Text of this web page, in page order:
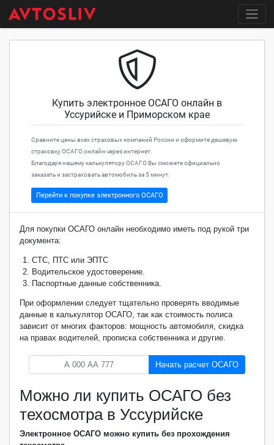
Купить электронное ОСАГО онлайн в
Уссурийске и Приморском крае
Сравните цены всех страховых компаний России и оформите дешевую
страховку ОСАГО онлайн через интернет.
Благодаря нашему калькулятору ОСАГО Вы сможете официально
заказать и застраховать автомобиль за 5 минут.
Перейти к покупке электронного ОСАГО
Для покупки ОСАГО онлайн необходимо иметь под рукой три
документа:
СТС, ПТС или ЭПТС
Водительское удостоверение.
Паспортные данные собственника.
При оформлении следует тщательно проверять вводимые
данные в калькулятор ОСАГО, так как стоимость полиса
зависит от многих факторов: мощность автомобиля, скидка
на правах водителей, прописка собственника и другие.
Начать расчет ОСАГО
Можно ли купить ОСАГО без
техосмотра в Уссурийске
Электронное ОСАГО можно купить без прохождения